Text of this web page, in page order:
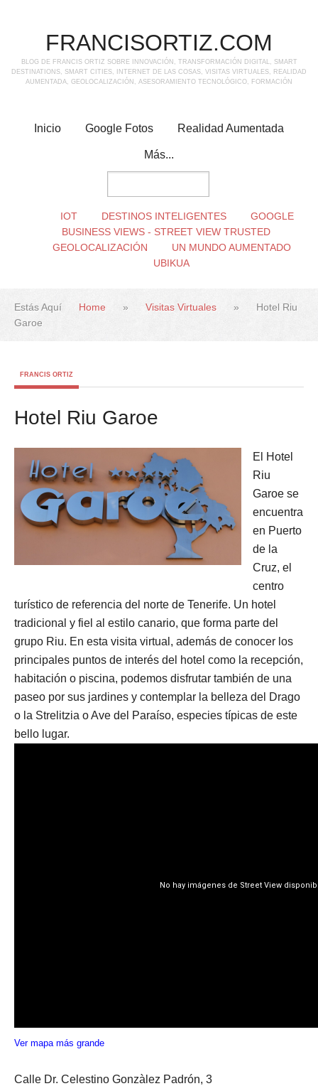
FRANCISORTIZ.COM
BLOG DE FRANCIS ORTIZ SOBRE INNOVACIÓN, TRANSFORMACIÓN DIGITAL, SMART
DESTINATIONS, SMART CITIES, INTERNET DE LAS COSAS, VISITAS VIRTUALES, REALIDAD
AUMENTADA, GEOLOCALIZACIÓN, ASESORAMIENTO TECNOLÓGICO, FORMACIÓN
Inicio Google Fotos Realidad Aumentada
Más...
IOT DESTINOS INTELIGENTES
GOOGLE
BUSINESS VIEWS - STREET VIEW TRUSTED
GEOLOCALIZACIÓN
UN MUNDO AUMENTADO
UBIKUA
Estás Aquí Home » Visitas Virtuales »
Hotel Riu
Garoe
FRANCIS ORTIZ
Hotel Riu Garoe
El Hotel
Riu
Garoe se
encuentra
en Puerto
de la
Cruz, el
centro
turístico de referencia del norte de Tenerife. Un hotel
tradicional y fiel al estilo canario, que forma parte del
grupo Riu. En esta visita virtual, además de conocer los
principales puntos de interés del hotel como la recepción,
habitación o piscina, podemos disfrutar también de una
paseo por sus jardines y contemplar la belleza del Drago
o la Strelitzia o Ave del Paraíso, especies típicas de este
bello lugar.
Ver mapa más grande
Calle Dr. Celestino Gonzàlez Padrón, 3